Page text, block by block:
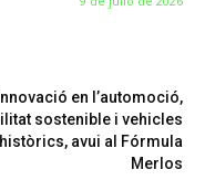
en l’automoció,
sostenible i vehicles
històrics, avui al Fórmula
Merlos